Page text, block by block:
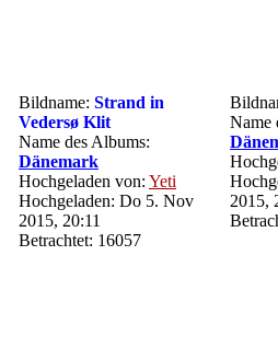
Bildname: Strand in
Vedersø Klit
Name des Albums:
Dänemark
Hochgeladen von: Yeti
Hochgeladen: Do 5. Nov
2015, 20:11
Betrachtet: 16057
Name
2015,